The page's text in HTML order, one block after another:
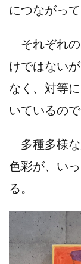
につながって
それぞれ
けではない
なく、対等
いているので
多種多様な
色彩が、い
る。